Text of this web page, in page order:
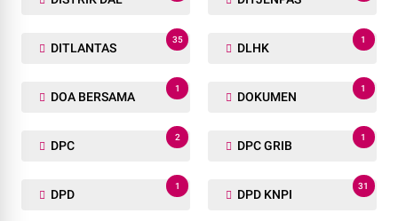
DITLANTAS
35
DLHK
1
DOA BERSAMA
1
DOKUMEN
1
DPC
2
DPC GRIB
1
DPD
1
DPD KNPI
31